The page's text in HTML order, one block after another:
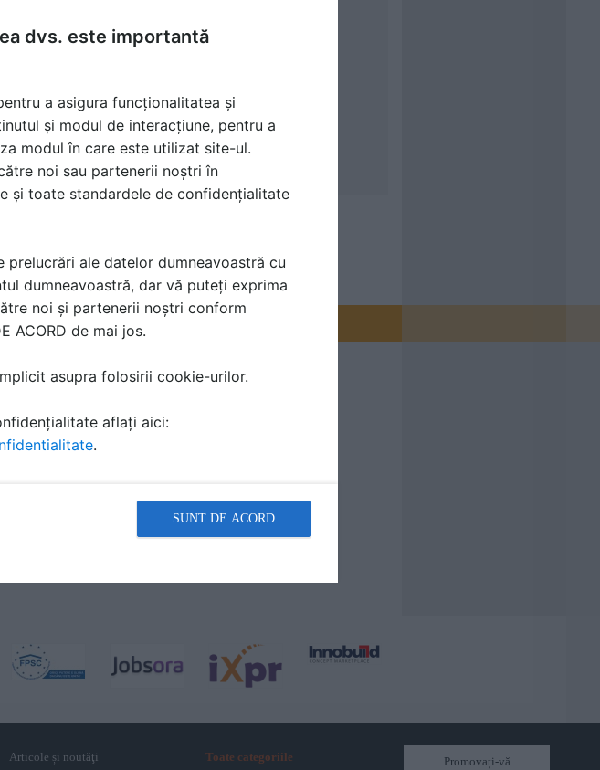
Articole și noutăţi Toate categoriile
Promovați-vă
dvs. este importantă
a asigura funcționalitatea și
și modul de interacțiune, pentru a
modul în care este utilizat site-ul.
noi sau partenerii noștri în
și toate standardele de confidențialitate
ale datelor dumneavoastră cu
dumneavoastră, dar vă puteți exprima
noi și partenerii noștri conform
ACORD de mai jos.
asupra folosirii cookie-urilor.
aflați aici:
.
SUNT DE ACORD